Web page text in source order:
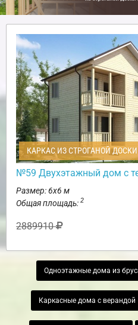
КАРКАС ИЗ СТРОГАНОЙ ДОСКИ
№59 Двухэтажный дом с
Размер: 6х6 м
Общая площадь: 2
2889910
Одноэтажные дома из
Каркасные дома с верандой